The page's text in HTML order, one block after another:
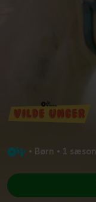
• Børn • 1 sæson